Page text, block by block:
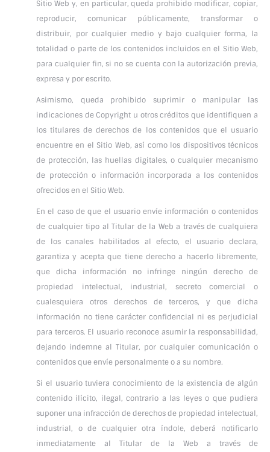
Sitio Web y, en particular, queda prohibido modificar, copiar,
reproducir, comunicar públicamente, transformar o
distribuir, por cualquier medio y bajo cualquier forma, la
totalidad o parte de los contenidos incluidos en el Sitio Web,
para cualquier fin, si no se cuenta con la autorización previa,
expresa y por escrito.
Asimismo, queda prohibido suprimir o manipular las
indicaciones de Copyright u otros créditos que identifiquen a
los titulares de derechos de los contenidos que el usuario
encuentre en el Sitio Web, así como los dispositivos técnicos
de protección, las huellas digitales, o cualquier mecanismo
de protección o información incorporada a los contenidos
ofrecidos en el Sitio Web.
En el caso de que el usuario envíe información o contenidos
de cualquier tipo al Titular de la Web a través de cualquiera
de los canales habilitados al efecto, el usuario declara,
garantiza y acepta que tiene derecho a hacerlo libremente,
que dicha información no infringe ningún derecho de
propiedad intelectual, industrial, secreto comercial o
cualesquiera otros derechos de terceros, y que dicha
información no tiene carácter confidencial ni es perjudicial
para terceros. El usuario reconoce asumir la responsabilidad,
dejando indemne al Titular, por cualquier comunicación o
contenidos que envíe personalmente o a su nombre.
Si el usuario tuviera conocimiento de la existencia de algún
contenido ilícito, ilegal, contrario a las leyes o que pudiera
suponer una infracción de derechos de propiedad intelectual,
industrial, o de cualquier otra índole, deberá notificarlo
inmediatamente al Titular de la Web a través de